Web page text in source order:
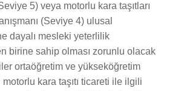
5) veya motorlu kara taşıtları
(Seviye 4) ulusal
dayalı mesleki yeterlilik
birine sahip olması zorunlu olacak
ortaöğretim ve yükseköğretim
motorlu kara taşıtı ticareti ile ilgili